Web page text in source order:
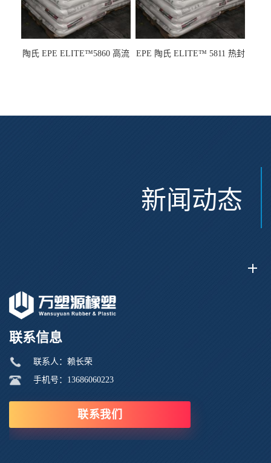
陶氏 EPE ELITE™5860 高流
EPE 陶氏 ELITE™ 5811 热封
新闻动态
联系信息
联系人：赖长荣
手机号：13686060223
联系我们